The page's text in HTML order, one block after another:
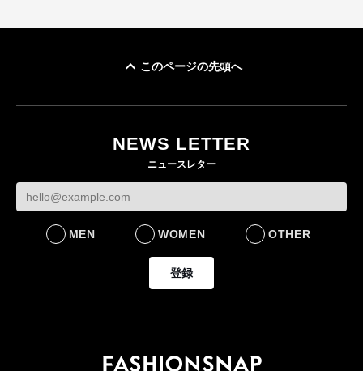
このページの先頭へ
NEWS LETTER
ニュースレター
MEN WOMEN OTHER
登録